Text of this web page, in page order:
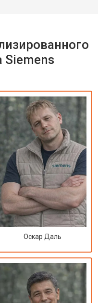
Siemens
Оскар Даль